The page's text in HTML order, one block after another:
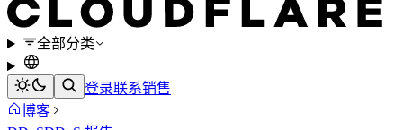
全部分类
登录联系销售
博客